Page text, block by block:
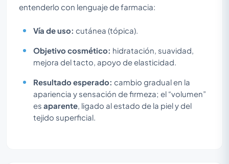
entenderlo con lenguaje de farmacia:
Vía de uso: cutánea (tópica).
Objetivo cosmético: hidratación, suavidad,
mejora del tacto, apoyo de elasticidad.
Resultado esperado: cambio gradual en la
apariencia y sensación de firmeza; el “volumen”
es aparente , ligado al estado de la piel y del
tejido superficial.